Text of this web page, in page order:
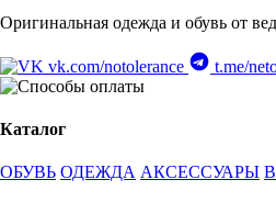
Оригинальная одежда и обувь от
vk.com/notolerance t.me/
Каталог
ОБУВЬ ОДЕЖДА АКСЕССУАРЫ